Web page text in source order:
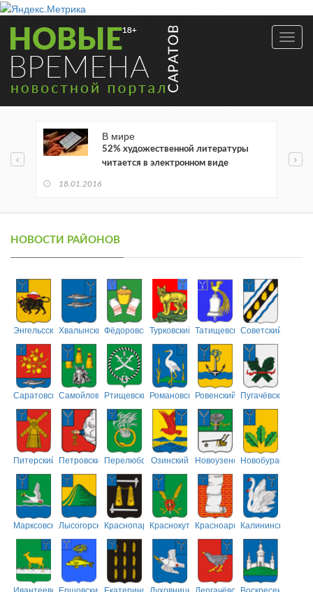
В мире
52% художественной литературы
читается в электронном виде
18.01.2016
НОВОСТИ РАЙОНОВ
ЭнгельсскийХвалынскийФёдоровскийТурковский ТатищевскийСоветский
СаратовскийСамойловскийРтищевскийРомановскийРовенский Пугачёвский
Питерский ПетровскийПерелюбскийОзинский НовоузенскийНовобурасский
МарксовскийЛысогорскийКраснопартизанский
КраснокутскийКрасноармейский
Калининский
ИвантеевскийЕршовский ЕкатериновскийДуховницкийДергачёвскийВоскресенский